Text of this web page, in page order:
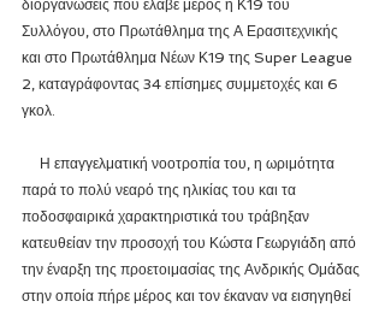
διοργανώσεις που έλαβε μέρος η Κ19 του
Συλλόγου, στο Πρωτάθλημα της Α Ερασιτεχνικής
και στο Πρωτάθλημα Νέων Κ19 της Super League
2, καταγράφοντας 34 επίσημες συμμετοχές και 6
γκολ.
παρά το πολύ νεαρό της ηλικίας του και τα
ποδοσφαιρικά χαρακτηριστικά του τράβηξαν
κατευθείαν την προσοχή του Κώστα Γεωργιάδη από
την έναρξη της προετοιμασίας της Ανδρικής Ομάδας
στην οποία πήρε μέρος και τον έκαναν να εισηγηθεί